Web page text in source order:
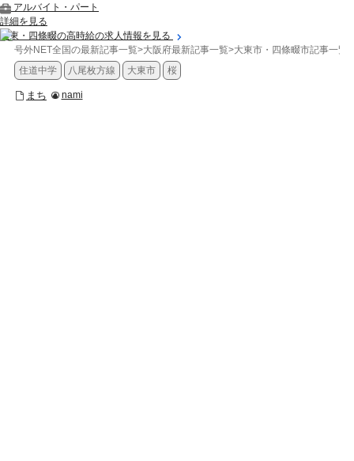
アルバイト・パート
詳細を見る
大東・四條畷の高時給の求人情報を見る
号外NET全国の最新記事一覧>大阪府最新記事一覧>大東市・四條畷市記事一覧
住道中学
八尾枚方線 大東市 桜
まち nami